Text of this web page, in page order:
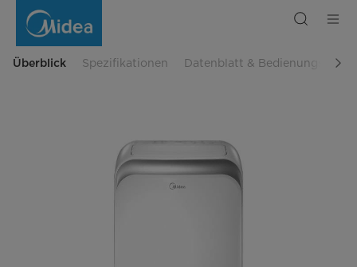
Klimagerät
Überblick Spezifikationen Datenblatt &